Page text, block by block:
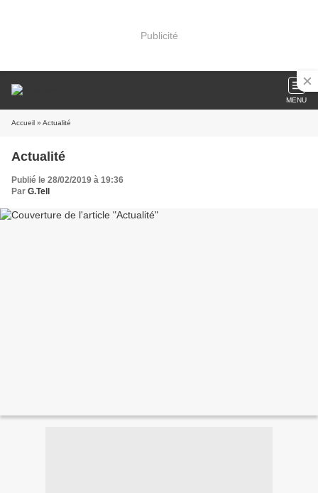
Publicité
MENU
Accueil » Actualité
Actualité
Publié le 28/02/2019 à 19:36
Par G.Tell